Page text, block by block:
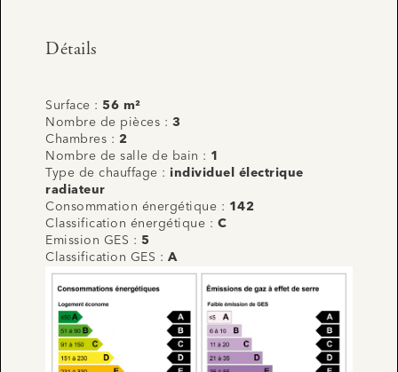
Détails
Surface : 56 m²
Nombre de pièces : 3
Chambres : 2
Nombre de salle de bain : 1
Type de chauffage : individuel électrique
radiateur
Consommation énergétique : 142
Classification énergétique : C
Emission GES : 5
Classification GES : A